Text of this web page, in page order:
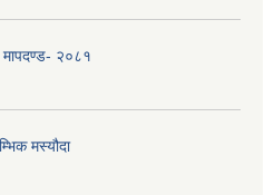
मापदण्ड- २०८१
मस्यौदा